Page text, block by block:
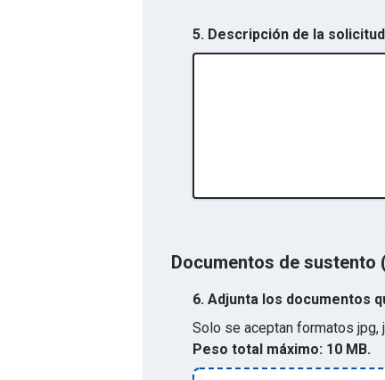
5. Descripción de la
Documentos de sustento
6. Adjunta los documentos
Solo se aceptan formatos jpg,
Peso total máximo: 10 MB.